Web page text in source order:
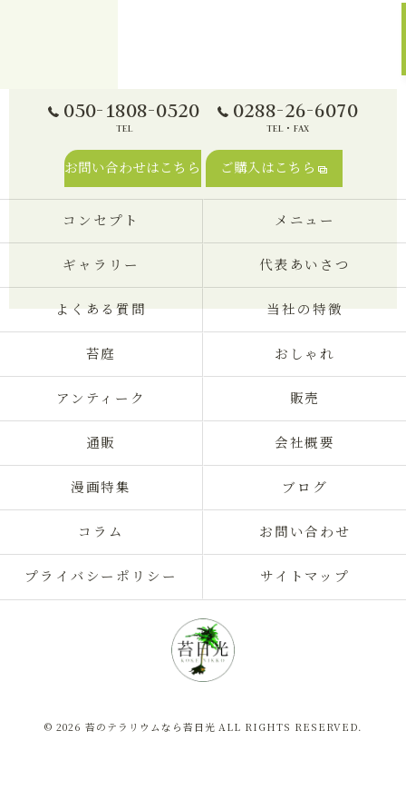
050-1808-0520
TEL
0288-26-6070
TEL・FAX
お問い合わせはこちら ご購入はこちら
コンセプト メニュー
ギャラリー 代表あいさつ
よくある質問 当社の特徴
苔庭 おしゃれ
アンティーク 販売
通販 会社概要
漫画特集 ブログ
コラム お問い合わせ
プライバシーポリシー サイトマップ
© 2026 苔のテラリウムなら苔日光 ALL RIGHTS RESERVED.